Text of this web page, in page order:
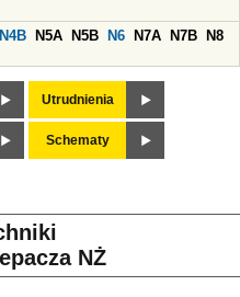
N4B N5A N5B N6 N7A N7B
N8
Utrudnienia
Schematy
NŻ